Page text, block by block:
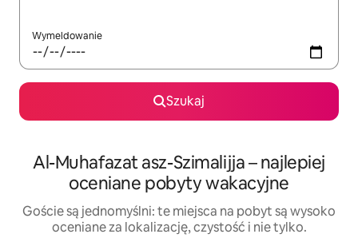
Wymeldowanie
Szukaj
Al-Muhafazat asz-Szimalijja – najlepiej
oceniane pobyty wakacyjne
Goście są jednomyślni: te miejsca na pobyt są wysoko
oceniane za lokalizację, czystość i nie tylko.